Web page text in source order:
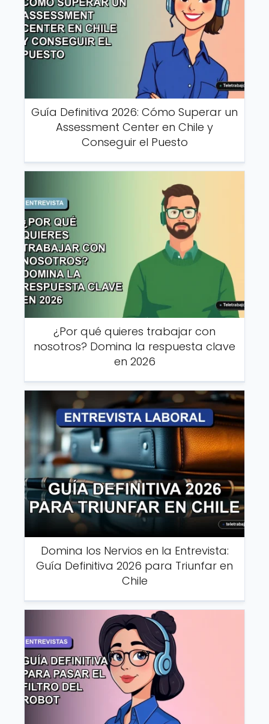
Guía Definitiva 2026: Cómo Superar un
Assessment Center en Chile y
Conseguir el Puesto
¿Por qué quieres trabajar con
nosotros? Domina la respuesta clave
en 2026
Domina los Nervios en la Entrevista:
Guía Definitiva 2026 para Triunfar en
Chile